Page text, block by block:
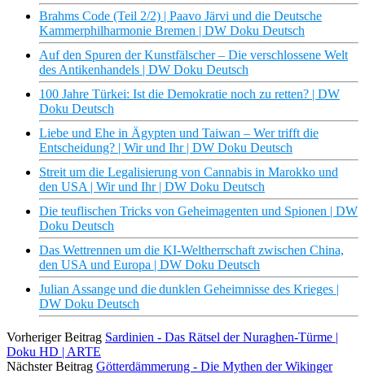
Brahms Code (Teil 2/2) | Paavo Järvi und die Deutsche
Kammerphilharmonie Bremen | DW Doku Deutsch
Auf den Spuren der Kunstfälscher – Die verschlossene Welt
des Antikenhandels | DW Doku Deutsch
100 Jahre Türkei: Ist die Demokratie noch zu retten? | DW
Doku Deutsch
Liebe und Ehe in Ägypten und Taiwan – Wer trifft die
Entscheidung? | Wir und Ihr | DW Doku Deutsch
Streit um die Legalisierung von Cannabis in Marokko und
den USA | Wir und Ihr | DW Doku Deutsch
Die teuflischen Tricks von Geheimagenten und Spionen | DW
Doku Deutsch
Das Wettrennen um die KI-Weltherrschaft zwischen China,
den USA und Europa | DW Doku Deutsch
Julian Assange und die dunklen Geheimnisse des Krieges |
DW Doku Deutsch
Vorheriger Beitrag Sardinien - Das Rätsel der Nuraghen-Türme |
Doku HD | ARTE
Nächster Beitrag Götterdämmerung - Die Mythen der Wikinger